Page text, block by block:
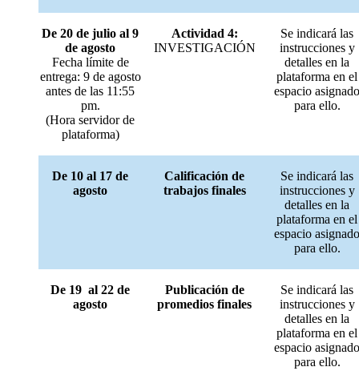
De 20 de julio al 9
de agosto
Fecha límite de
entrega: 9 de agosto
antes de las 11:55
pm.
(Hora servidor de
plataforma)
Actividad 4:
INVESTIGACIÓN
Se indicará las
instrucciones y
detalles en la
plataforma en el
espacio asignado
para ello.
De 10 al 17 de
agosto
Calificación de
trabajos finales
Se indicará las
instrucciones y
detalles en la
plataforma en el
espacio asignado
para ello.
De 19 al 22 de
agosto
Publicación de
promedios finales
Se indicará las
instrucciones y
detalles en la
plataforma en el
espacio asignado
para ello.